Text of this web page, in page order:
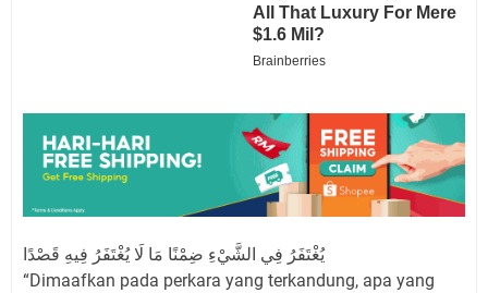
يُغْتَفَرُ فِي الشَّيْءِ ضِمْنًا مَا لَا يُغْتَفَرُ فِيهِ قَصْدًا
“Dimaafkan pada perkara yang terkandung, apa yang